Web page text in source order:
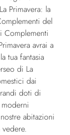
Primavera: la
del
Complementi
avrai a
tua fantasia
di La
dai
doti di
abitazioni